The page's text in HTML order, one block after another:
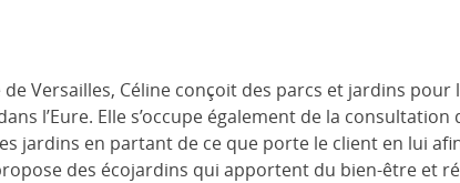
de Versailles, Céline conçoit des parcs et jardins
l’Eure. Elle s’occupe également de la consultation
jardins en partant de ce que porte le client en lui
des écojardins qui apportent du bien-être et